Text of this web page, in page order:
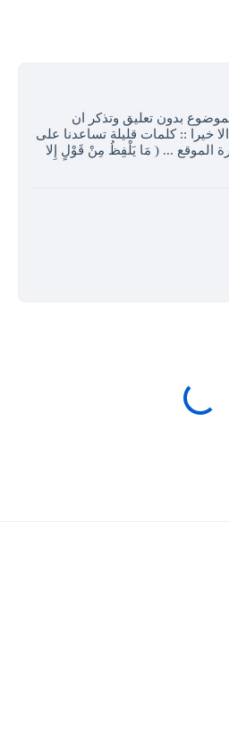
بدون تعليق وتذكر ان
خيرا :: كلمات قليلة تساعدنا على
الموقع ... ( مَا يَلْفِظُ مِنْ قَوْلٍ إِلا